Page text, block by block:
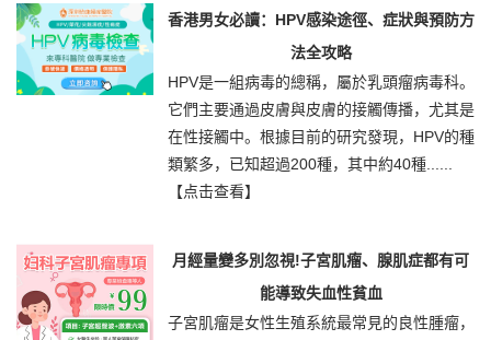
香港男女必讀：HPV感染途徑、症狀與預防方
法全攻略
HPV是一組病毒的總稱，屬於乳頭瘤病毒科。
它們主要通過皮膚與皮膚的接觸傳播，尤其是
在性接觸中。根據目前的研究發現，HPV的種
類繁多，已知超過200種，其中約40種......
【点击查看】
月經量變多別忽視!子宮肌瘤、腺肌症都有可
能導致失血性貧血
子宮肌瘤是女性生殖系統最常見的良性腫瘤，